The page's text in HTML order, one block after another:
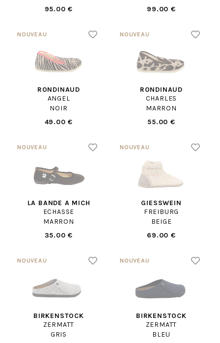
95.00 €
99.00 €
RONDINAUD
ANGEL
NOIR
49.00 €
RONDINAUD
CHARLES
MARRON
55.00 €
LA BANDE A MICH
ECHASSE
MARRON
35.00 €
GIESSWEIN
FREIBURG
BEIGE
69.00 €
BIRKENSTOCK
ZERMATT
GRIS
BIRKENSTOCK
ZERMATT
BLEU